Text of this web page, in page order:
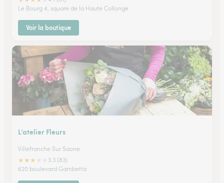
Le Bourg 4, square de la Haute Collonge
Voir la boutique
L’atelier Fleurs
Villefranche Sur Saone
★★★
3.3 (83)
620 boulevard Gambetta